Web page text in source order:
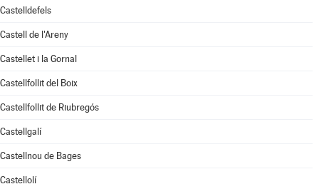
Castelldefels
Castell de l'Areny
Castellet i la Gornal
Castellfollit del Boix
Castellfollit de Riubregós
Castellgalí
Castellnou de Bages
Castellolí